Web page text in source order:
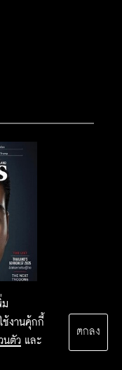
ม
ช้งานคุ้กกี้
นตัว และ
ตกลง